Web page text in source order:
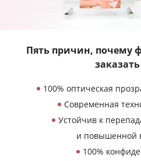
Пять причин, почему
100% оптическая
Современная
Устойчив к
и повышенной
100%